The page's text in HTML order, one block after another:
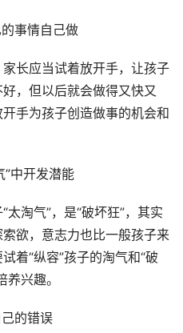
事情自己做
长应当试着放开手，让孩子
，但以后就会做得又快又
手为孩子创造做事的机会和
中开发潜能
淘气”，是“破坏狂”，其实
欲，意志力也比一般孩子来
着“纵容”孩子的淘气和“破
兴趣。
的错误